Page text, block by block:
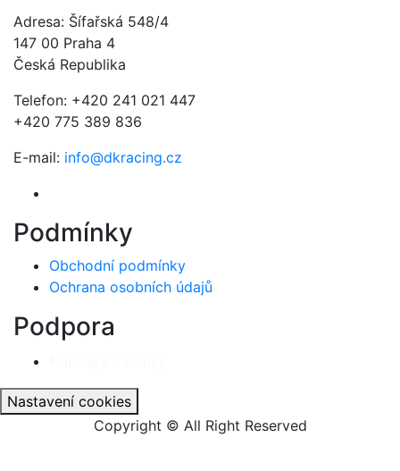
Adresa: Šífařská 548/4
147 00 Praha 4
Česká Republika
Telefon: +420 241 021 447
+420 775 389 836
E-mail: info@dkracing.cz
Podmínky
Obchodní podmínky
Ochrana osobních údajů
Podpora
Nastavení cookies
Copyright © All Right Reserved